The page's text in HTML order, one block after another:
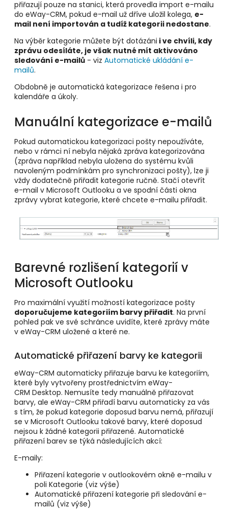
přiřazují pouze na stanici, která provedla import e-mailu
do eWay-CRM, pokud e-mail už dříve uložil kolega, e-
mail není importován a tudíž kategorii nedostane.
Na výběr kategorie můžete být dotázáni i ve chvíli, kdy
zprávu odesíláte, je však nutné mít aktivováno
sledování e-mailů - viz Automatické ukládání e-
mailů.
Obdobně je automatická kategorizace řešena i pro
kalendáře a úkoly.
Manuální kategorizace e-mailů
Pokud automatickou kategorizaci pošty nepoužíváte,
nebo v rámci ní nebyla nějaká zpráva kategorizována
(zpráva například nebyla uložena do systému kvůli
navoleným podmínkám pro synchronizaci pošty), lze ji
vždy dodatečně přiřadit kategorie ručně. Stačí otevřít
e-mail v Microsoft Outlooku a ve spodní části okna
zprávy vybrat kategorie, které chcete e-mailu přiřadit.
Barevné rozlišení kategorií v
Microsoft Outlooku
Pro maximální využití možností kategorizace pošty
doporučujeme kategoriím barvy přiřadit. Na první
pohled pak ve své schránce uvidíte, které zprávy máte
v eWay-CRM uložené a které ne.
Automatické přiřazení barvy ke kategorii
eWay-CRM automaticky přiřazuje barvu ke kategoriím,
které byly vytvořeny prostřednictvím eWay-
CRM Desktop. Nemusíte tedy manuálně přiřazovat
barvy, ale eWay-CRM přiřadí barvu automaticky za vás
s tím, že pokud kategorie doposud barvu nemá, přiřazují
se v Microsoft Outlooku takové barvy, které doposud
nejsou k žádné kategorii přiřazené. Automatické
přiřazení barev se týká následujících akcí:
E-maily:
Přiřazení kategorie v outlookovém okně e-mailu v
poli Kategorie (viz výše)
Automatické přiřazení kategorie při sledování e-
mailů (viz výše)